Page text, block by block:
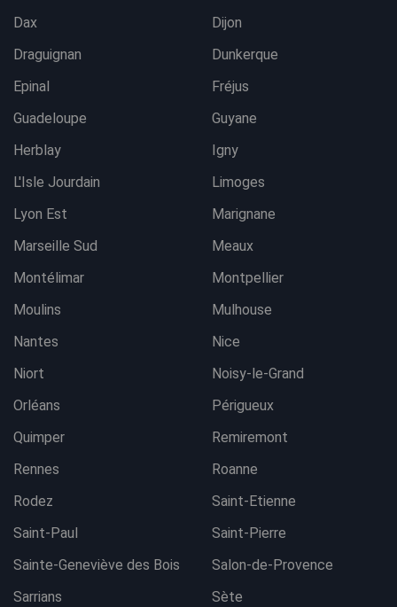
Dax
Dijon
Draguignan
Dunkerque
Epinal
Fréjus
Guadeloupe
Guyane
Herblay
Igny
L'Isle Jourdain
Limoges
Lyon Est
Marignane
Marseille Sud
Meaux
Montélimar
Montpellier
Moulins
Mulhouse
Nantes
Nice
Niort
Noisy-le-Grand
Orléans
Périgueux
Quimper
Remiremont
Rennes
Roanne
Rodez
Saint-Etienne
Saint-Paul
Saint-Pierre
Sainte-Geneviève des Bois
Salon-de-Provence
Sarrians
Sète